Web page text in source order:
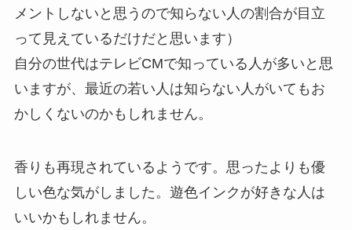
メントしないと思うので知らない人の割合が目立
って見えているだけだと思います）
自分の世代はテレビCMで知っている人が多いと思
いますが、最近の若い人は知らない人がいてもお
かしくないのかもしれません。
香りも再現されているようです。思ったよりも優
しい色な気がしました。遊色インクが好きな人は
いいかもしれません。